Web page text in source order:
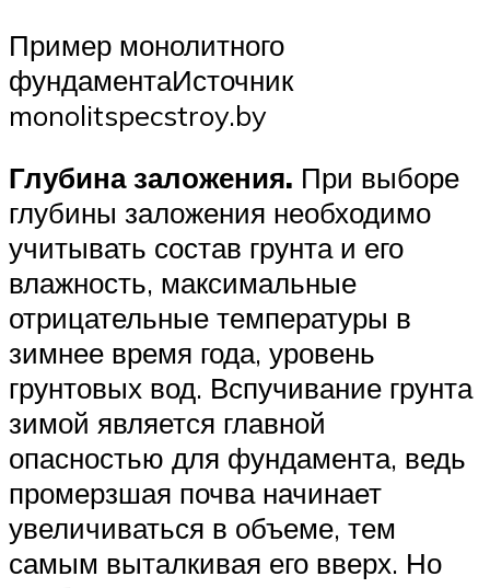
Пример монолитного
фундаментаИсточник
monolitspecstroy.by
Глубина заложения. При выборе
глубины заложения необходимо
учитывать состав грунта и его
влажность, максимальные
отрицательные температуры в
зимнее время года, уровень
грунтовых вод. Вспучивание грунта
зимой является главной
опасностью для фундамента, ведь
промерзшая почва начинает
увеличиваться в объеме, тем
самым выталкивая его вверх. Но